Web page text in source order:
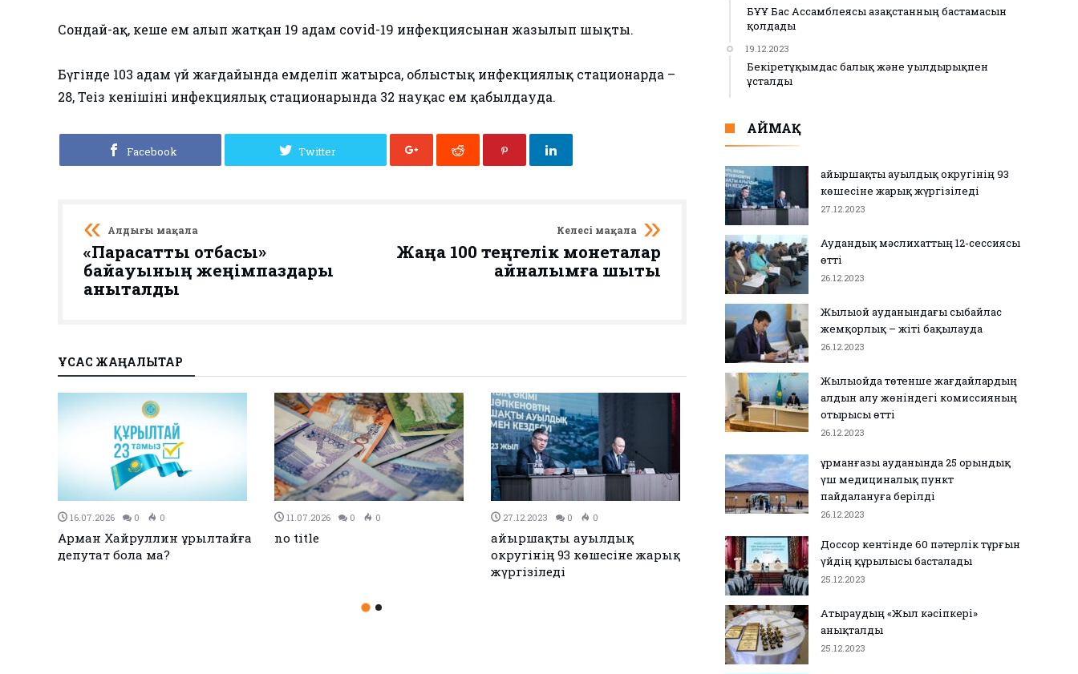
Сондай-ақ, кеше ем алып жатқан 19 адам covid-19 инфекциясынан жазылып шықты.
Бүгінде 103 адам үй жағдайында емделіп жатырса, облыстық инфекциялық стационарда –
28, Теңіз кенішінің инфекциялық стационарында 32 науқас ем қабылдауда.
Facebook Twitter
Алдыңғы мақала
«Парасатты отбасы»
байқауының жеңімпаздары
анықталды
Келесі мақала
Жаңа 100 теңгелік монеталар
айналымға шықты
ҰҚСАС ЖАҢАЛЫҚТАР
16.07.2026 0 0
Арман Хайруллин Құрылтайға
депутат бола ма?
11.07.2026 0 0
no title
27.12.2023 0 0
Қайыршақты ауылдық
округінің 93 көшесіне жарық
жүргізіледі
27.12.2023 0
Қызылқоғада әлем және Азия
чемпиондары марапатталды
ЕЭО одағы мен Иран
қол қойды
БҰҰ Бас Ассамблеясы Қазақстанның бастамасын
қолдады
19.12.2023
Бекіретұқымдас балық және уылдырықпен
ұсталды
АЙМАҚ
Қайыршақты ауылдық округінің 93
көшесіне жарық жүргізіледі
27.12.2023
Аудандық мәслихаттың 12-сессиясы
өтті
26.12.2023
Жылыой ауданындағы сыбайлас
жемқорлық – жіті бақылауда
26.12.2023
Жылыойда төтенше жағдайлардың
алдын алу жөніндегі комиссияның
отырысы өтті
26.12.2023
Құрманғазы ауданында 25 орындық
үш медициналық пункт
пайдалануға берілді
26.12.2023
Доссор кентінде 60 пәтерлік тұрғын
үйдің құрылысы басталады
25.12.2023
Атыраудың «Жыл кәсіпкері»
анықталды
25.12.2023